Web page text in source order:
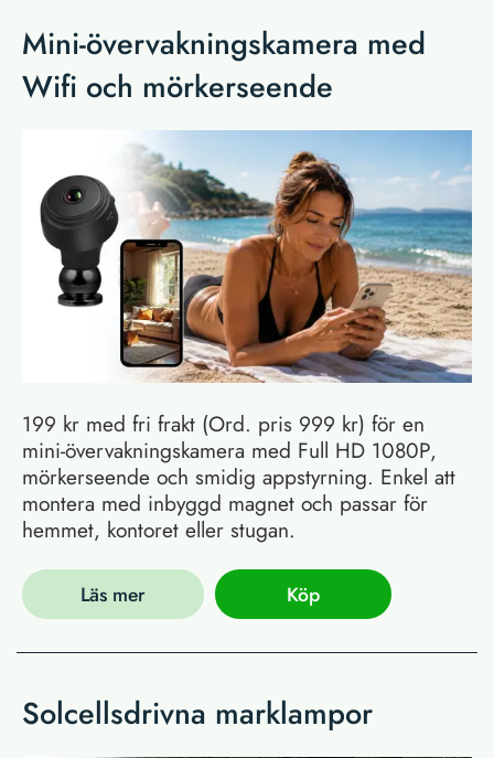
Mini-övervakningskamera med
Wifi och mörkerseende
199 kr med fri frakt (Ord. pris 999 kr) för en
mini-övervakningskamera med Full HD 1080P,
mörkerseende och smidig appstyrning. Enkel att
montera med inbyggd magnet och passar för
hemmet, kontoret eller stugan.
Läs mer Köp
Solcellsdrivna marklampor